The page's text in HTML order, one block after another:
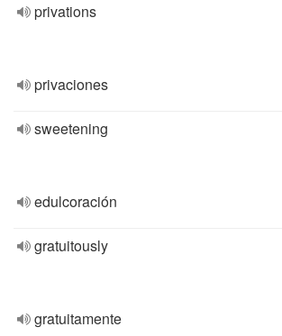
privations
privaciones
sweetening
edulcoración
gratuitously
gratuitamente